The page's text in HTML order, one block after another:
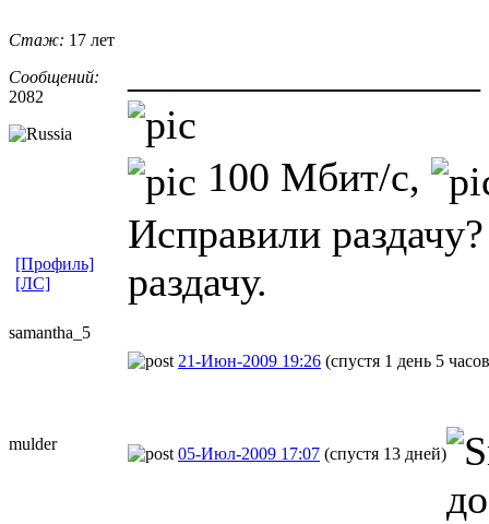
Стаж: 17 лет
Сообщений:
2082
100 Мбит/с,
Исправили
раздачу.
[Профиль]
[ЛС]
samantha_5
21-Июн-2009 19:26 (спустя 1 день 5
mulder
05-Июл-2009 17:07 (спустя 13 дней)